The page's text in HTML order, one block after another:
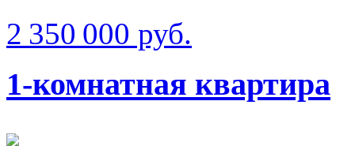
2 350 000 руб.
1-комнатная квартира